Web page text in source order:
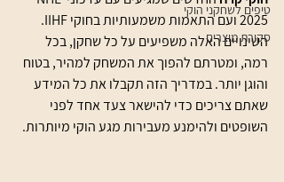
טיפים לשחקני הוקי
סקירת מוצרים
2025 ועם התאמות משמעותיות בחוקי IIHF.
השינויים האלה משפיעים על כל שחקן, בכל
רמה, ומטרתם להפוך את המשחק למהיר, בטוח
והוגן יותר. במדריך הזה תקבלו את כל המידע
שאתם צריכים כדי להישאר צעד אחד לפני
השופטים ולהימנע מעבירות מגע הוקי מיותרות.